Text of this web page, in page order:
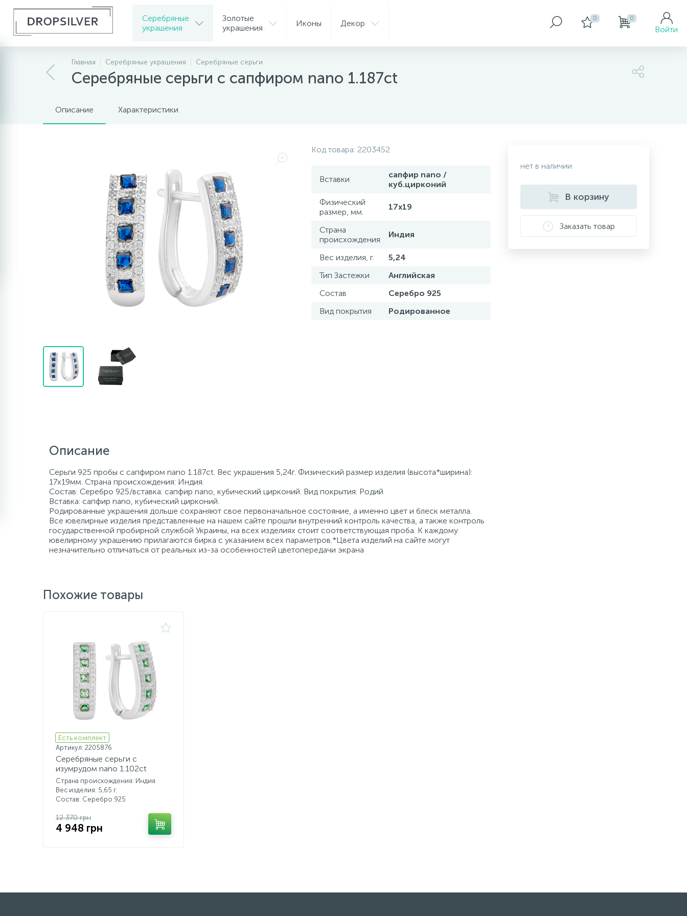
Серебряные
украшения
Золотые
украшения
Иконы Декор 0 0
Войти
Главная Серебряные украшения Серебряные серьги
Серебряные серьги с сапфиром nano 1.187ct
Описание Характеристики
Код товара: 2203452
Вставки
сапфир nano /
куб.цирконий
Физический
размер, мм.
17х19
Страна
происхождения
Индия
Вес изделия, г.
5,24
Тип Застежки
Английская
Состав
Серебро 925
Вид покрытия
Родированное
Описание
Серьги 925 пробы с сапфиром nano 1.187ct. Вес украшения 5,24г. Физический размер изделия (высота*ширина):
17х19мм. Страна происхождения: Индия.
Состав: Серебро 925/вставка: сапфир nano, кубический цирконий. Вид покрытия: Родий
Вставка: сапфир nano, кубический цирконий.
Родированные украшения дольше сохраняют свое первоначальное состояние, а именно цвет и блеск металла.
Все ювелирные изделия представленные на нашем сайте прошли внутренний контроль качества, а также контроль
государственной пробирной службой Украины, на всех изделиях стоит соответствующая проба. К каждому
ювелирному украшению прилагаются бирка с указанием всех параметров.*Цвета изделий на сайте могут
незначительно отличаться от реальных из-за особенностей цветопередачи экрана
нет в наличии
В корзину
Заказать товар
Похожие товары
Есть комплект
Артикул: 2205876
Серебряные серьги с
изумрудом nano 1.102ct
Страна происхождения: Индия
Вес изделия: 5,65 г.
Состав: Серебро 925
12 370 грн
4 948 грн